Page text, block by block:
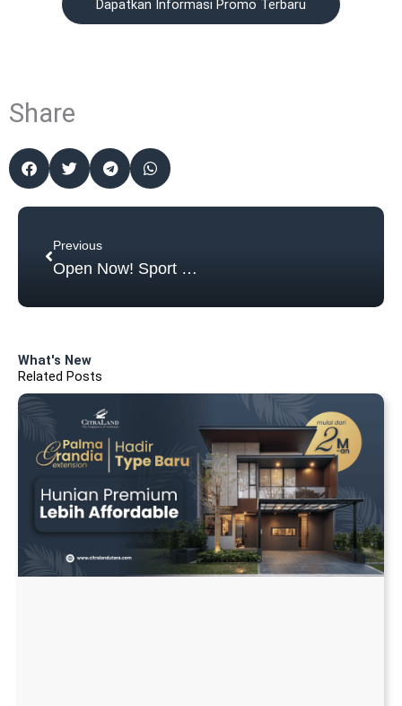
Cari Rumah 2M di CitraLand Surabaya? Cek
Type Terbaru Palma Grandia Extension!
Read More...